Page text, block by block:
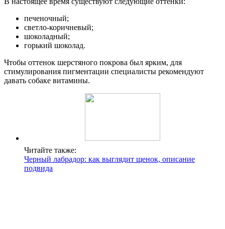
печеночный;
светло-коричневый;
шоколадный;
горький шоколад.
Чтобы оттенок шерстяного покрова был ярким, для
стимулирования пигментации специалисты рекомендуют
давать собаке витамины.
Читайте также:
Черный лабрадор: как выглядит щенок, описание
подвида